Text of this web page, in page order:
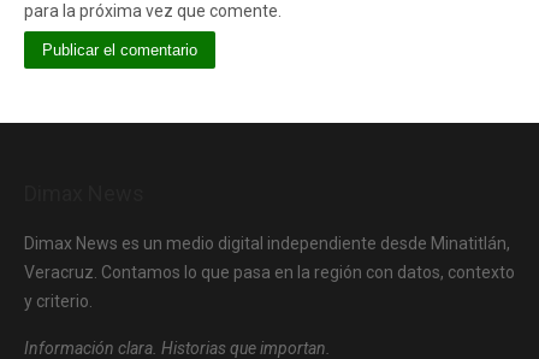
para la próxima vez que comente.
Dimax News es un medio digital independiente desde Minatitlán,
Veracruz. Contamos lo que pasa en la región con datos, contexto
y criterio.
Información clara. Historias que importan.